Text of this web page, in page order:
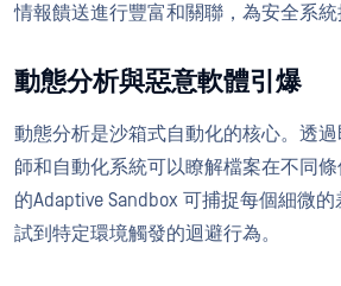
情報饋送進行豐富和關聯，為安全系統
動態分析與惡意軟體引爆
動態分析是沙箱式自動化的核心。透
師和自動化系統可以瞭解檔案在不同條
的Adaptive Sandbox 可捕捉每個細微
試到特定環境觸發的迴避行為。